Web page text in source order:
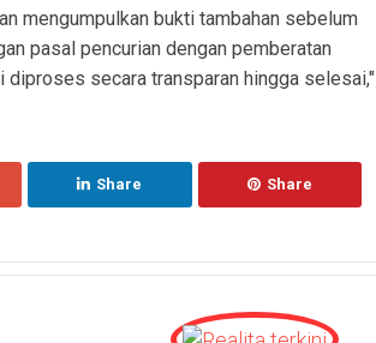
mengumpulkan bukti tambahan sebelum
pasal pencurian dengan pemberatan
diproses secara transparan hingga selesai,"
Share Share